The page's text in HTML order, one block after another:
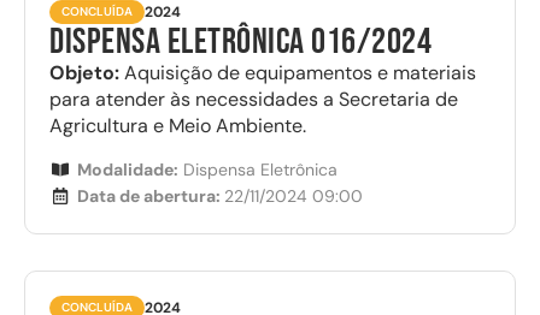
CONCLUÍDA 2024
Dispensa Eletrônica 016/2024
Objeto:Aquisição de equipamentos e materiais
para atender às necessidades a Secretaria de
Agricultura e Meio Ambiente.
Modalidade: Dispensa Eletrônica
Data de abertura: 22/11/2024 09:00
CONCLUÍDA 2024